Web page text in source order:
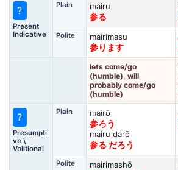
?
Present
Indicative
Plain
mairu
参る
Polite
mairimasu
参ります
lets come/go
(humble), will
probably come/go
(humble)
?
Presumpti
ve \
Volitional
Plain
mairō
参ろう
mairu darō
参る だろう
Polite
mairimashō